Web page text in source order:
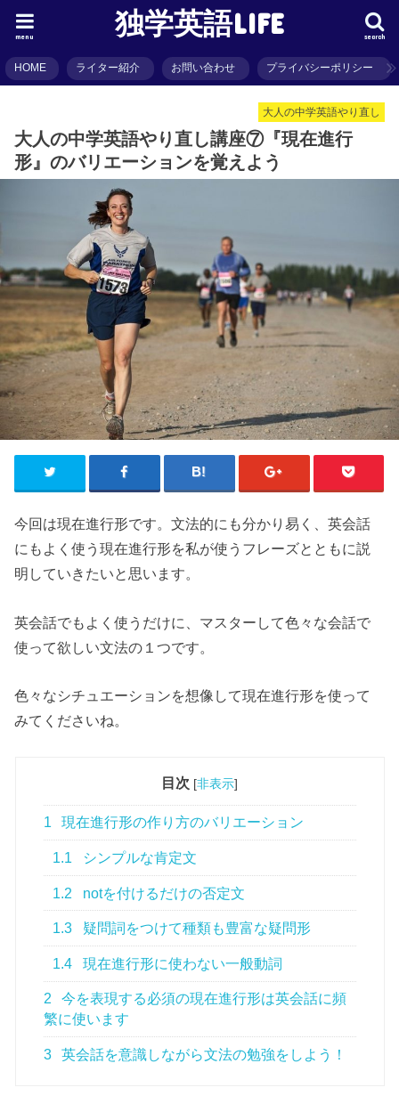
独学英語LIFE search
menu
HOME ライター紹介 お問い合わせ プライバシーポリシー
大人の中学英語やり直し
大人の中学英語やり直し講座⑦『現在進行
形』のバリエーションを覚えよう
今回は現在進行形です。文法的にも分かり易く、英会話
にもよく使う現在進行形を私が使うフレーズとともに説
明していきたいと思います。
英会話でもよく使うだけに、マスターして色々な会話で
使って欲しい文法の１つです。
色々なシチュエーションを想像して現在進行形を使って
みてくださいね。
目次 [非表示]
1 現在進行形の作り方のバリエーション
1.1 シンプルな肯定文
1.2 notを付けるだけの否定文
1.3 疑問詞をつけて種類も豊富な疑問形
1.4 現在進行形に使わない一般動詞
2
今を表現する必須の現在進行形は英会話に頻
繁に使います
3 英会話を意識しながら文法の勉強をしよう！